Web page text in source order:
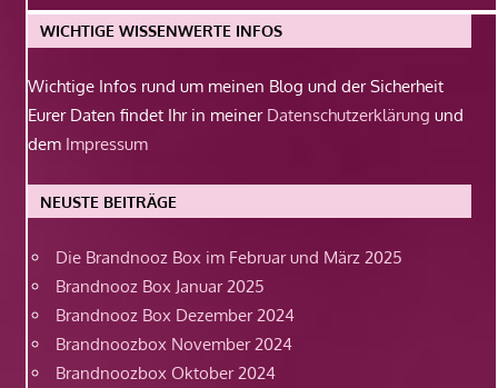
WICHTIGE WISSENWERTE INFOS
Wichtige Infos rund um meinen Blog und der Sicherheit
Eurer Daten findet Ihr in meiner Datenschutzerklärung und
dem Impressum
NEUSTE BEITRÄGE
Die Brandnooz Box im Februar und März 2025
Brandnooz Box Januar 2025
Brandnooz Box Dezember 2024
Brandnoozbox November 2024
Brandnoozbox Oktober 2024